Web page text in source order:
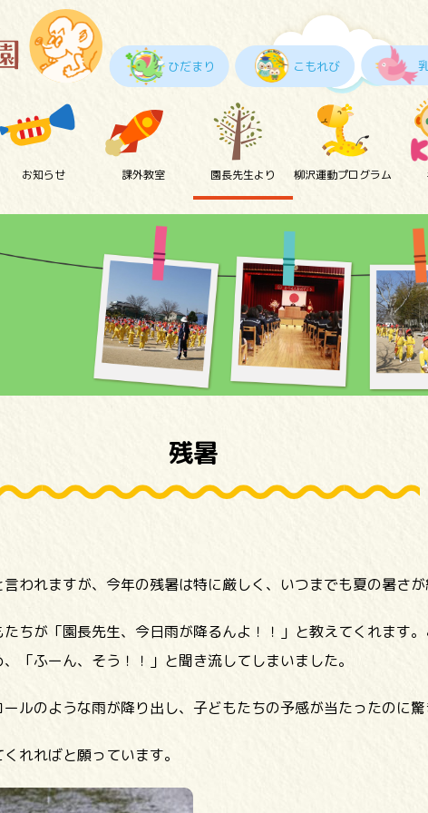
ひだまり こもれび
お知らせ 課外教室 園長先生より 柳沢運動プログラム
残暑
言われますが、今年の残暑は特に厳しく、いつまでも夏の暑さが
ちが「園長先生、今日雨が降るんよ！！」と教えてくれます
「ふーん、そう！！」と聞き流してしまいました。
ルのような雨が降り出し、子どもたちの予感が当たったのに驚
れればと願っています。